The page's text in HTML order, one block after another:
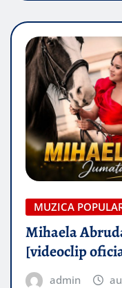
MUZICA
Mihaela
[videoclip
admin